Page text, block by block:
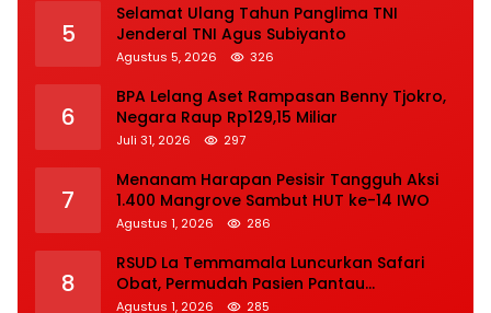
5
Selamat Ulang Tahun Panglima TNI
Jenderal TNI Agus Subiyanto
Agustus 5, 2026 326
6
BPA Lelang Aset Rampasan Benny Tjokro,
Negara Raup Rp129,15 Miliar
Juli 31, 2026 297
7
Menanam Harapan Pesisir Tangguh Aksi
1.400 Mangrove Sambut HUT ke-14 IWO
Agustus 1, 2026 286
8
RSUD La Temmamala Luncurkan Safari
Obat, Permudah Pasien Pantau
Penyelesaian Resep Secara Real Time
Agustus 1, 2026 285